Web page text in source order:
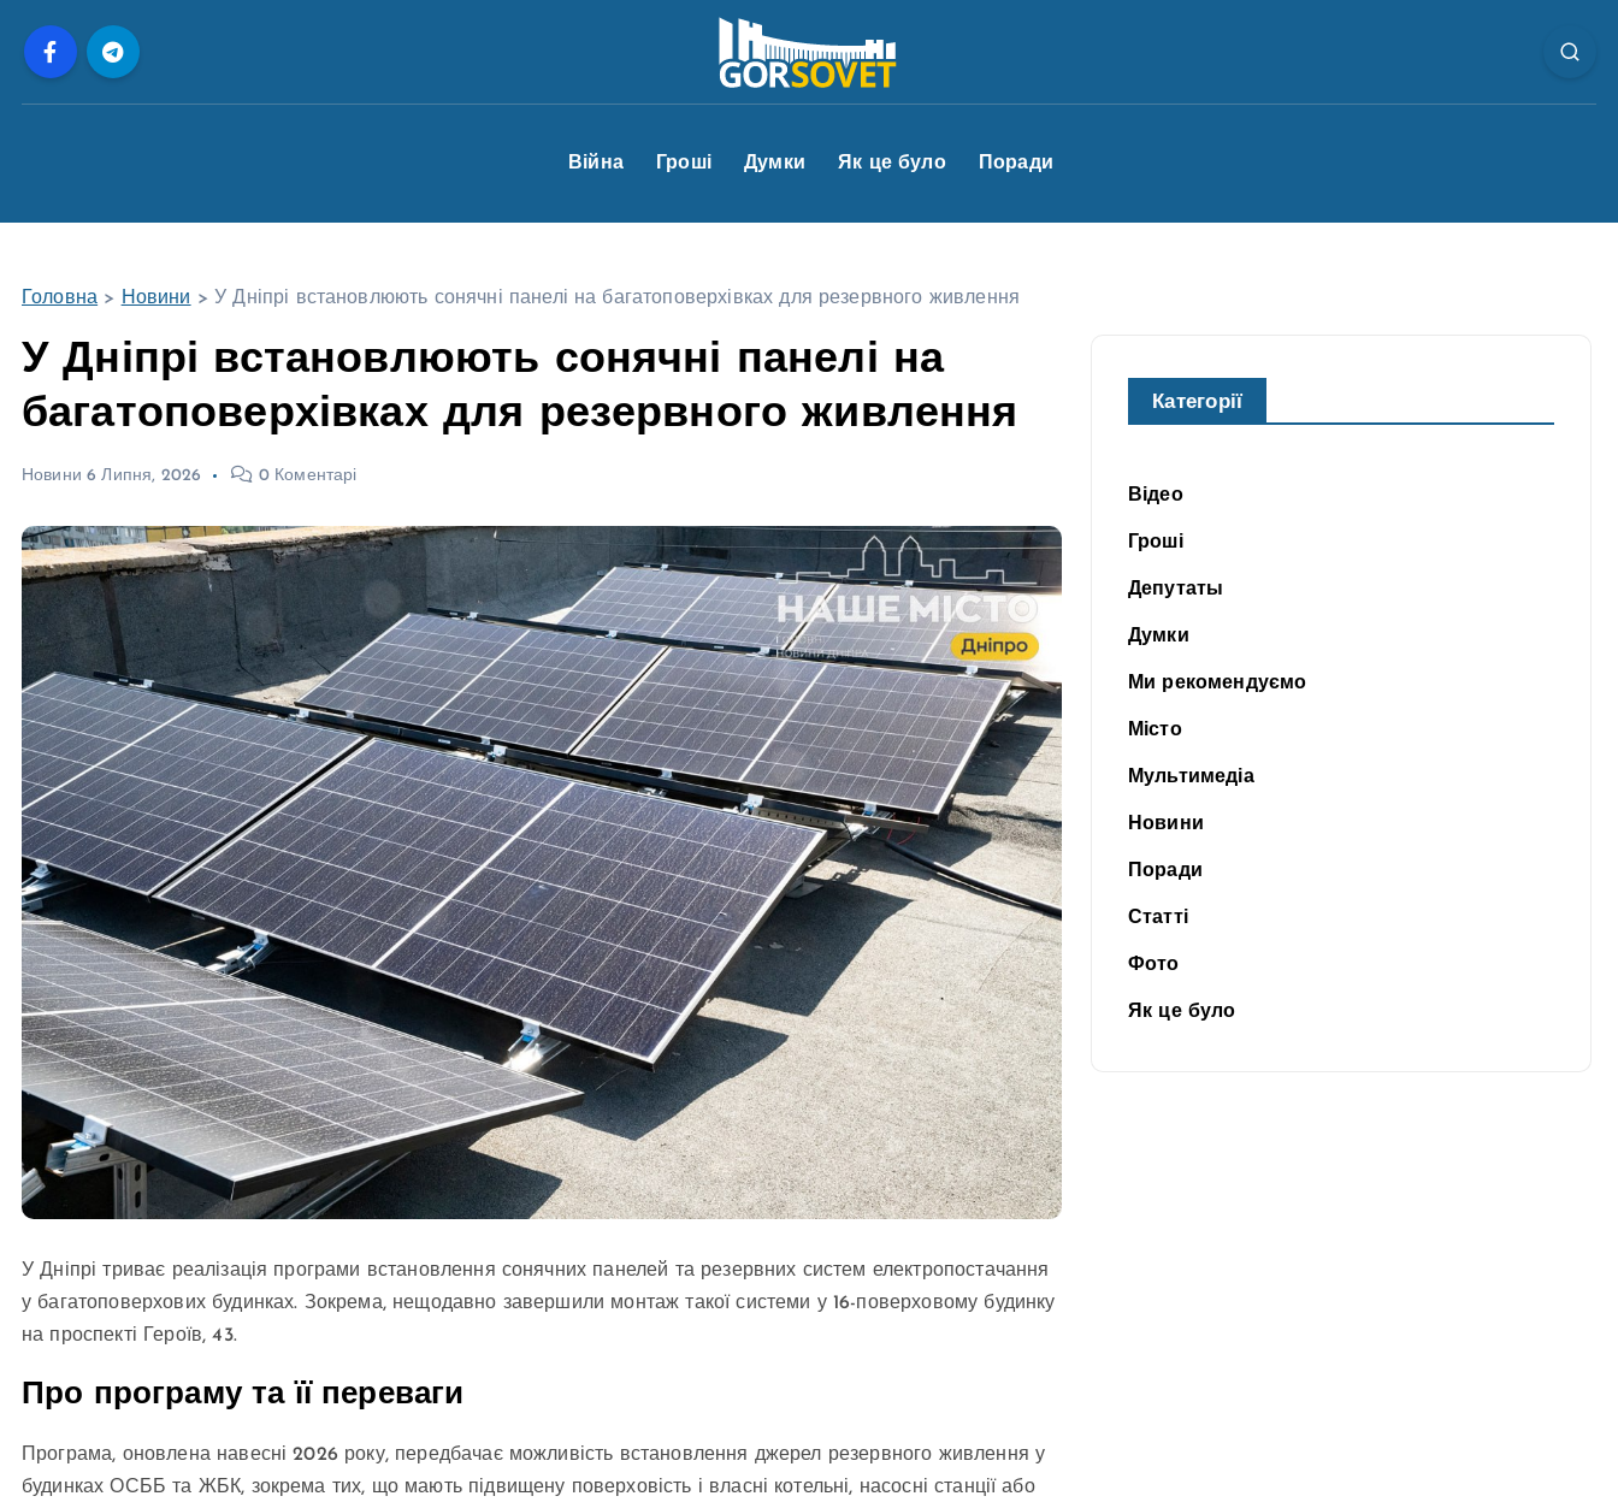
Війна Гроші Думки Як це було Поради
Головна > Новини > У Дніпрі встановлюють сонячні панелі на багатоповерхівках для резервного живлення
У Дніпрі встановлюють сонячні панелі на
багатоповерхівках для резервного живлення
Новини 6 Липня, 2026 0 Коментарі
У Дніпрі триває реалізація програми встановлення сонячних панелей та резервних систем електропостачання
у багатоповерхових будинках. Зокрема, нещодавно завершили монтаж такої системи у 16-поверховому будинку
на проспекті Героїв, 43.
Про програму та її переваги
Програма, оновлена навесні 2026 року, передбачає можливість встановлення джерел резервного живлення у
будинках ОСББ та ЖБК, зокрема тих, що мають підвищену поверховість і власні котельні, насосні станції або
Категорії
Відео
Гроші
Депутаты
Думки
Ми рекомендуємо
Місто
Мультимедіа
Новини
Поради
Статті
Фото
Як це було